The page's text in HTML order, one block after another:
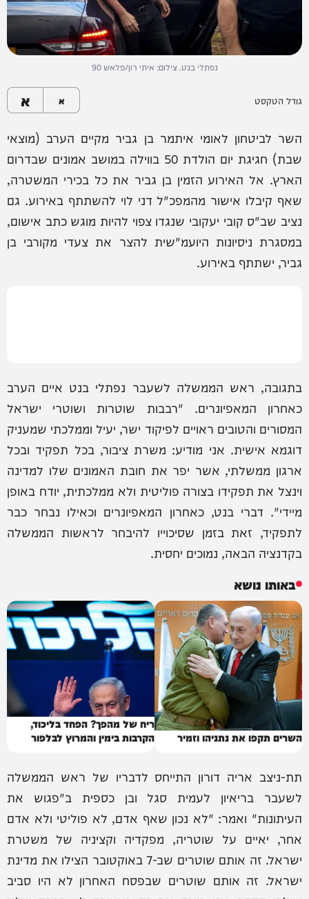
נפתלי בנט. צילום: איתי רון/פלאש 90
גודל הטקסט א א
השר לביטחון לאומי איתמר בן גביר מקיים הערב (מוצאי
שבת) חגיגת יום הולדת 50 בווילה במושב אמונים שבדרום
הארץ. אל האירוע הזמין בן גביר את כל בכירי המשטרה,
שאף קיבלו אישור מהמפכ"ל דני לוי להשתתף באירוע. גם
נציב שב"ס קובי יעקובי שנגדו צפוי להיות מוגש כתב אישום,
במסגרת ניסיונות היועמ"שית להצר את צעדי מקורבי בן
גביר, ישתתף באירוע.
בתגובה, ראש הממשלה לשעבר נפתלי בנט איים הערב
כאחרון המאפיונרים. "רבבות שוטרות ושוטרי ישראל
המסורים והטובים ראויים לפיקוד ישר, יעיל וממלכתי שמעניק
דוגמא אישית. אני מודיע: משרת ציבור, בכל תפקיד ובכל
ארגון ממשלתי, אשר יפר את חובת האמונים שלו למדינה
וינצל את תפקידו בצורה פוליטית ולא ממלכתית, יודח באופן
מיידי". דברי בנט, כאחרון המאפיונרים וכאילו נבחר כבר
לתפקיד, זאת בזמן שסיכוייו להיבחר לראשות הממשלה
בקדנציה הבאה, נמוכים יחסית.
באותו נושא
השרים תקפו את נתניהו וזמיר
ריח של מהפך? הפחד בליכוד,
הקרבות בימין והמרוץ לבלפור
תת-ניצב אריה דורון התייחס לדבריו של ראש הממשלה
לשעבר בריאיון לעמית סגל ובן כספית ב"פגוש את
העיתונות" ואמר: "לא נכון שאף אדם, לא פוליטי ולא אדם
אחר, יאיים על שוטריה, מפקדיה וקציניה של משטרת
ישראל. זה אותם שוטרים שב-7 באוקטובר הצילו את מדינת
ישראל. זה אותם שוטרים שבפסח האחרון לא היו סביב